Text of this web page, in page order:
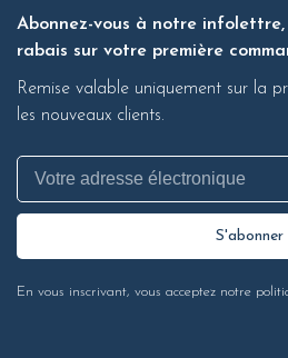
Abonnez-vous à notre infolettre,
rabais sur votre première
Remise valable uniquement sur la
les nouveaux clients.
S'abonner
En vous inscrivant, vous acceptez notre